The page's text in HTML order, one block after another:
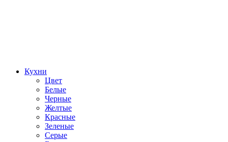
Кухни
Цвет
Белые
Черные
Желтые
Красные
Зеленые
Серые